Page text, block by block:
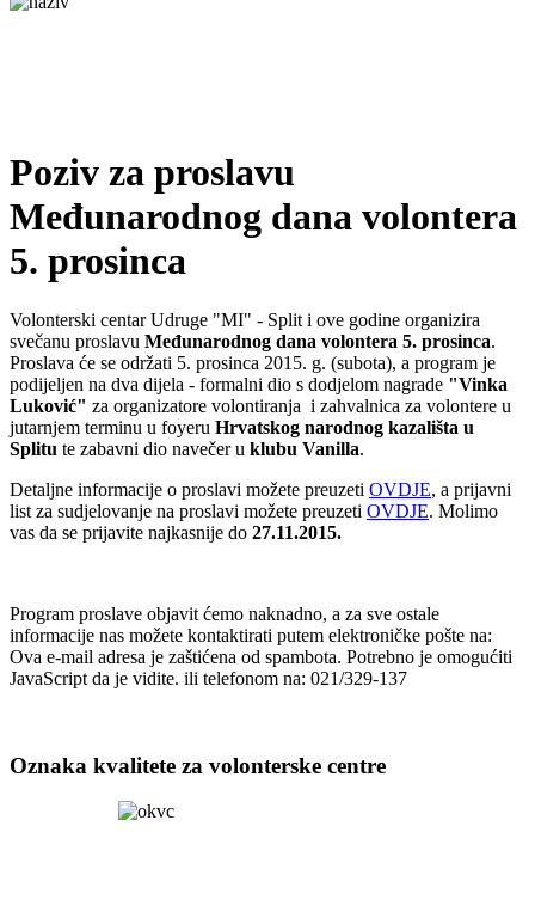
Poziv za proslavu
Međunarodnog dana volontera
5. prosinca
Volonterski centar Udruge "MI" - Split i ove godine organizira
svečanu proslavu Međunarodnog dana volontera 5. prosinca.
Proslava će se održati 5. prosinca 2015. g. (subota), a program je
podijeljen na dva dijela - formalni dio s dodjelom nagrade "Vinka
Luković" za organizatore volontiranja i zahvalnica za volontere u
jutarnjem terminu u foyeru Hrvatskog narodnog kazališta u
Splitu te zabavni dio navečer u klubu Vanilla.
Detaljne informacije o proslavi možete preuzeti OVDJE, a prijavni
list za sudjelovanje na proslavi možete preuzeti OVDJE. Molimo
vas da se prijavite najkasnije do 27.11.2015.
Program proslave objavit ćemo naknadno, a za sve ostale
informacije nas možete kontaktirati putem elektroničke pošte na:
Ova e-mail adresa je zaštićena od spambota. Potrebno je omogućiti
JavaScript da je vidite. ili telefonom na: 021/329-137
Oznaka kvalitete za volonterske centre